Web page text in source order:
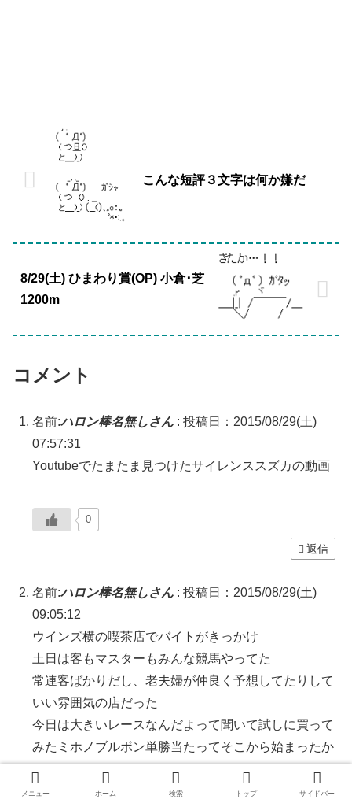
こんな短評３文字は何か嫌だ
8/29(土) ひまわり賞(OP) 小倉･芝
1200m
コメント
名前:ハロン棒名無しさん : 投稿日：2015/08/29(土)
07:57:31
Youtubeでたまたま見つけたサイレンススズカの動画
0
返信
名前:ハロン棒名無しさん : 投稿日：2015/08/29(土)
09:05:12
ウインズ横の喫茶店でバイトがきっかけ
土日は客もマスターもみんな競馬やってた
常連客ばかりだし、老夫婦が仲良く予想してたりして
いい雰囲気の店だった
今日は大きいレースなんだよって聞いて試しに買って
みたミホノブルボン単勝当たってそこから始まったか
ま、その後JRAにいくら貢ぐ事になるかは当時は知る
メニュー ホーム 検索 トップ サイドバー